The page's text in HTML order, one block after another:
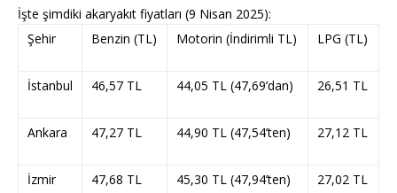
İşte şimdiki akaryakıt fiyatları (9 Nisan 2025):
Şehir
Benzin (TL) Motorin (İndirimli TL) LPG (TL)
İstanbul 46,57 TL 44,05 TL (47,69’dan) 26,51 TL
Ankara 47,27 TL 44,90 TL (47,54’ten) 27,12 TL
İzmir 47,68 TL 45,30 TL (47,94’ten) 27,02 TL